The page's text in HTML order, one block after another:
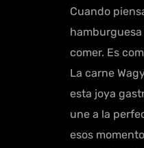
Cuando
comer. Es
La carne
esta joya
une a la
esos